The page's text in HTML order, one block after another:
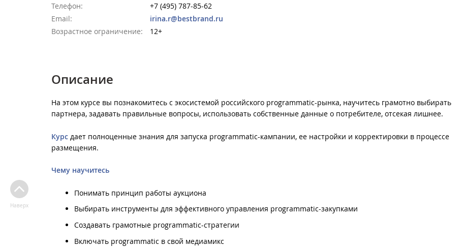
Телефон:
+7 (495) 787-85-62
Email:
irina.r@bestbrand.ru
Возрастное ограничение:
12+
Описание
На этом курсе вы познакомитесь с экосистемой российского programmatic-рынка, научитесь грамотно выбирать
партнера, задавать правильные вопросы, использовать собственные данные о потребителе, отсекая лишнее.
Курс дает полноценные знания для запуска programmatic-кампании, ее настройки и корректировки в процессе
размещения.
Чему научитесь
Понимать принцип работы аукциона
Выбирать инструменты для эффективного управления programmatic-закупками
Создавать грамотные programmatic-стратегии
Включать programmatic в свой медиамикс
Наверх